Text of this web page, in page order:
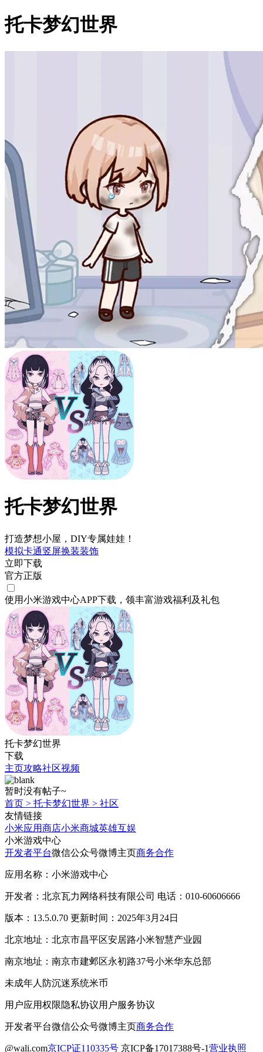
托卡梦幻世界
托卡梦幻世界
打造梦想小屋，DIY专属娃娃！
模拟卡通竖屏换装装饰
立即下载
官方正版
使用小米游戏中心APP下载 ，领丰富游戏福利 及礼包
托卡梦幻世界
下载
主页攻略社区视频
暂时没有帖子~
首页 > 托卡梦幻世界 > 社区
友情链接
小米应用商店小米商城英雄互娱
小米游戏中心
开发者平台微信公众号微博主页商务合作
应用名称：小米游戏中心
开发者：北京瓦力网络科技有限公司 电话：010-60606666
版本：13.5.0.70 更新时间：2025年3月24日
北京地址：北京市昌平区安居路小米智慧产业园
南京地址：南京市建邺区永初路37号小米华东总部
未成年人防沉迷系统米币
用户应用权限隐私协议用户服务协议
开发者平台微信公众号微博主页商务合作
@wali.com京ICP证110335号 京ICP备17017388号-1营业执照